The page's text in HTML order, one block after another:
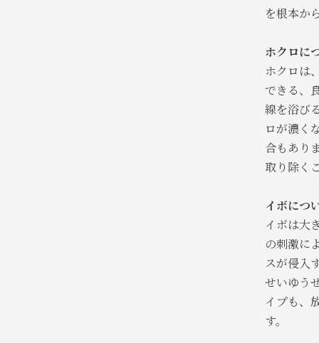
を根本か
ホクロに
ホクロは
できる、
線を浴び
ロが濃く
合もあり
取り除く
イボにつ
イボは大
の刺激に
スが侵入
せいゆう
イプも、
す。